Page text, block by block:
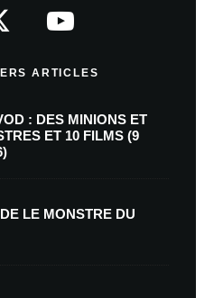
ARTICLES
: DES MINIONS ET
ET 10 FILMS (9
LE MONSTRE DU